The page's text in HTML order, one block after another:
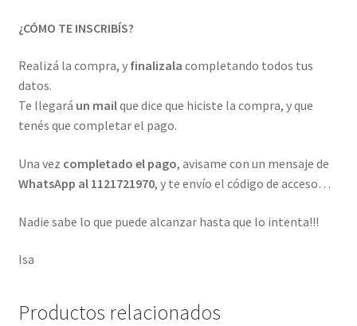
¿CÓMO TE INSCRIBÍS?
Realizá la compra, y finalizala completando todos tus
datos.
Te llegará un mailque dice que hiciste la compra, y que
tenés que completar el pago.
Una vez completado el pago, avisame con un mensaje de
WhatsApp al 1121721970, y te envío el código de acceso…
Nadie sabe lo que puede alcanzar hasta que lo intenta!!!
Isa
Productos relacionados